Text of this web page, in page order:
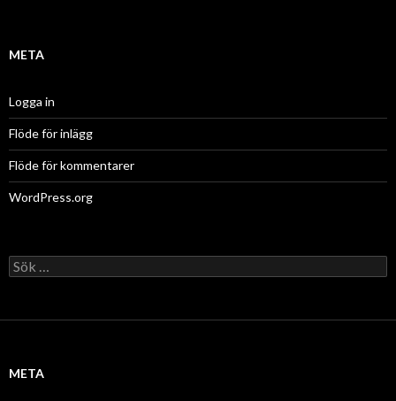
META
Logga in
Flöde för inlägg
Flöde för kommentarer
WordPress.org
Sök
efter:
META